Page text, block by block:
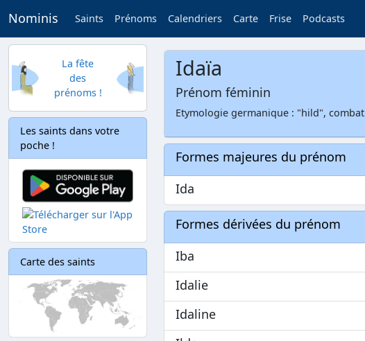
Nominis Saints Prénoms Calendriers Carte Frise Podcasts
La fête
des
prénoms !
Les saints dans votre
poche !
Carte des saints
Idaïa
Prénom féminin
Etymologie germanique : "hild", combat
Formes majeures du prénom
Ida
Formes dérivées du prénom
Iba
Idalie
Idaline